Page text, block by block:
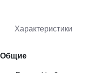
Характеристики
Общие